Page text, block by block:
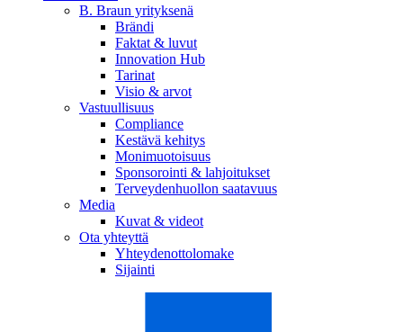
B. Braun yrityksenä
Brändi
Faktat & luvut
Innovation Hub
Tarinat
Visio & arvot
Vastuullisuus
Compliance
Kestävä kehitys
Monimuotoisuus
Sponsorointi & lahjoitukset
Terveydenhuollon saatavuus
Media
Kuvat & videot
Ota yhteyttä
Yhteydenottolomake
Sijainti